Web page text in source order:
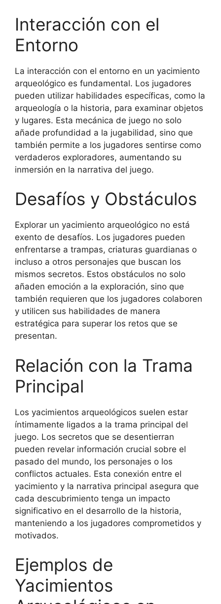
Interacción con el
Entorno
La interacción con el entorno en un yacimiento
arqueológico es fundamental. Los jugadores
pueden utilizar habilidades específicas, como la
arqueología o la historia, para examinar objetos
y lugares. Esta mecánica de juego no solo
añade profundidad a la jugabilidad, sino que
también permite a los jugadores sentirse como
verdaderos exploradores, aumentando su
inmersión en la narrativa del juego.
Desafíos y Obstáculos
Explorar un yacimiento arqueológico no está
exento de desafíos. Los jugadores pueden
enfrentarse a trampas, criaturas guardianas o
incluso a otros personajes que buscan los
mismos secretos. Estos obstáculos no solo
añaden emoción a la exploración, sino que
también requieren que los jugadores colaboren
y utilicen sus habilidades de manera
estratégica para superar los retos que se
presentan.
Relación con la Trama
Principal
Los yacimientos arqueológicos suelen estar
íntimamente ligados a la trama principal del
juego. Los secretos que se desentierran
pueden revelar información crucial sobre el
pasado del mundo, los personajes o los
conflictos actuales. Esta conexión entre el
yacimiento y la narrativa principal asegura que
cada descubrimiento tenga un impacto
significativo en el desarrollo de la historia,
manteniendo a los jugadores comprometidos y
motivados.
Ejemplos de
Yacimientos